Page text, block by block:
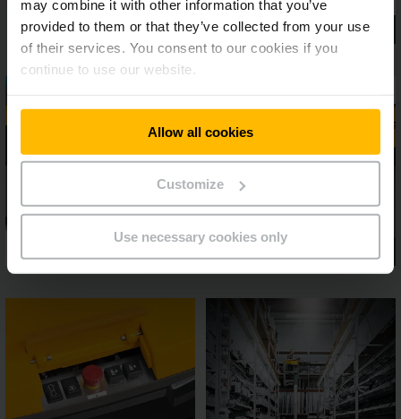
may combine it with other information that you’ve
provided to them or that they’ve collected from your use
of their services. You consent to our cookies if you
continue to use our website.
Allow all cookies
Customize
Use necessary cookies only